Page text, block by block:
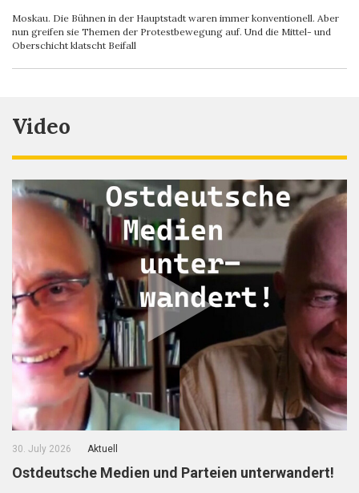
Moskau. Die Bühnen in der Hauptstadt waren immer konventionell. Aber
nun greifen sie Themen der Protestbewegung auf. Und die Mittel- und
Oberschicht klatscht Beifall
Video
30. July 2026 Aktuell
Ostdeutsche Medien und Parteien unterwandert!